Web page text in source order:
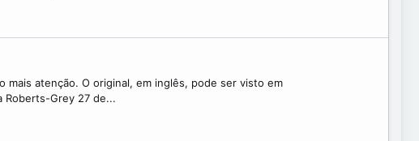
atenção. O original, em inglês, pode ser visto em
Grey 27 de...